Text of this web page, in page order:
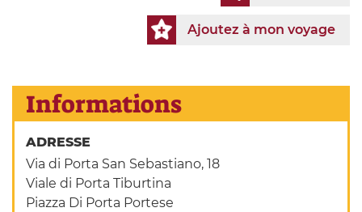
Ajoutez à mon voyage
Informations
ADRESSE
Via di Porta San Sebastiano, 18
Viale di Porta Tiburtina
Piazza Di Porta Portese